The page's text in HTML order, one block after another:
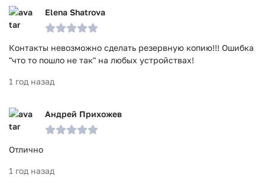
Elena Shatrova
Контакты невозможно сделать резервную копию!!! Ошибка
"что то пошло не так" на любых устройствах!
1 год назад
Андрей Прихожев
Отлично
1 год назад